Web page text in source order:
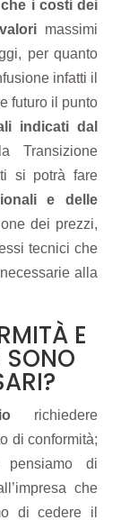
i costi dei
massimi
per quanto
infatti il
futuro il punto
indicati dal
Transizione
si potrà fare
e delle
dei prezzi,
tecnici che
alla
E
SONO
richiedere
di conformità;
di
che
di cedere il